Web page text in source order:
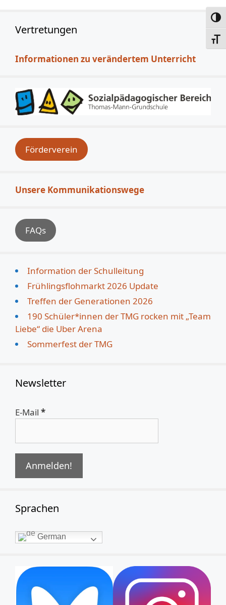
Vertretungen
Informationen zu verändertem Unterricht
Förderverein
Unsere Kommunikationswege
FAQs
Information der Schulleitung
Frühlingsflohmarkt 2026 Update
Treffen der Generationen 2026
190 Schüler*innen der TMG rocken mit „Team
Liebe“ die Uber Arena
Sommerfest der TMG
Newsletter
E-Mail *
Sprachen
German